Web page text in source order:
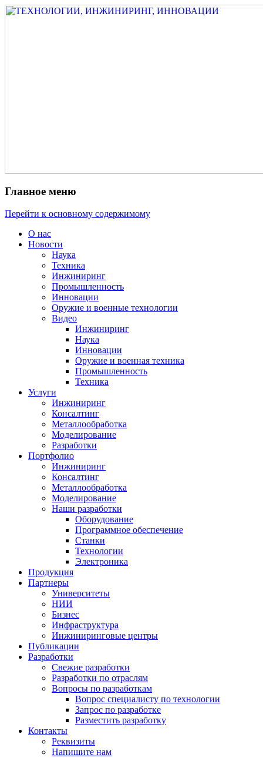
Главное меню
Перейти к основному содержимому
О нас
Новости
Наука
Техника
Инжиниринг
Промышленность
Инновации
Оружие и военные технологии
Видео
Инжиниринг
Наука
Инновации
Оружие и военная техника
Промышленность
Техника
Услуги
Инжиниринг
Консалтинг
Металлообработка
Моделирование
Разработки
Портфолио
Инжиниринг
Консалтинг
Металлообработка
Моделирование
Наши разработки
Оборудование
Программное обеспечение
Станки
Технологии
Электроника
Продукция
Партнеры
Университеты
НИИ
Бизнес
Инфраструктура
Инжиниринговые центры
Публикации
Разработки
Свежие разработки
Разработки по отраслям
Вопросы по разработкам
Вопрос специалисту по технологии
Запрос по разработке
Разместить разработку
Контакты
Реквизиты
Напишите нам